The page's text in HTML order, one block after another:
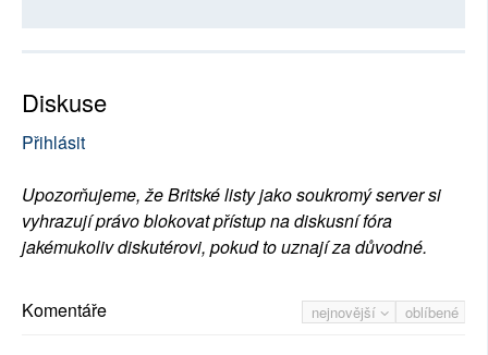
Diskuse
Přihlásit
Upozorňujeme, že Britské listy jako soukromý server si
vyhrazují právo blokovat přístup na diskusní fóra
jakémukoliv diskutérovi, pokud to uznají za důvodné.
nejnovější oblíbené
Komentáře